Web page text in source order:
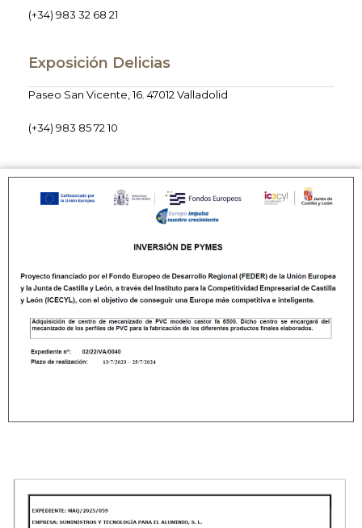
(+34) 983 32 68 21
Exposición Delicias
Paseo San Vicente, 16. 47012 Valladolid
(+34) 983 85 72 10